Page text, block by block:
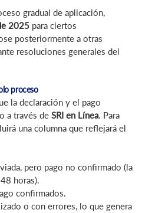
gradual de aplicación,
2025 para ciertos
posteriormente a otras
resoluciones generales del
proceso
la declaración y el pago
a través de SRI en Línea . Para
una columna que reflejará el
pero pago no confirmado (la
horas).
confirmados.
o con errores, lo que genera